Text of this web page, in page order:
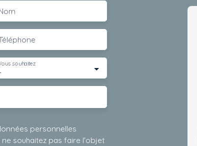
souhaitez
personnelles
ne souhaitez pas faire l'objet